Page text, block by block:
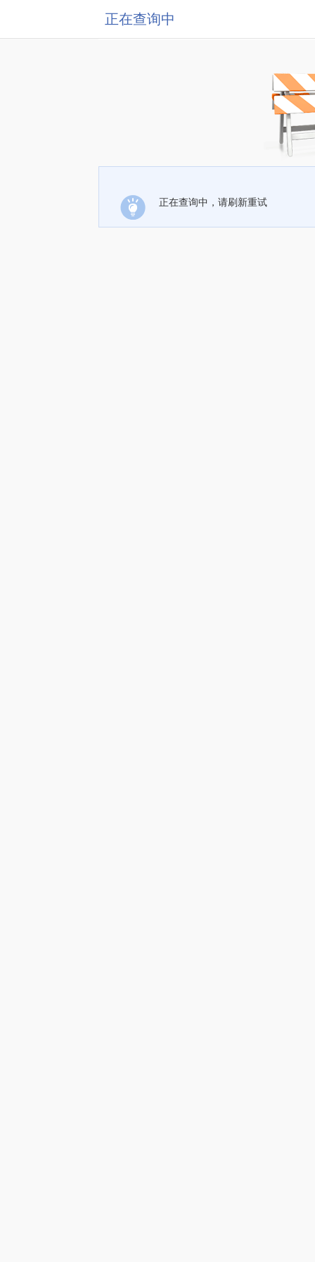
正在查询中
正在查询中，请刷新重试